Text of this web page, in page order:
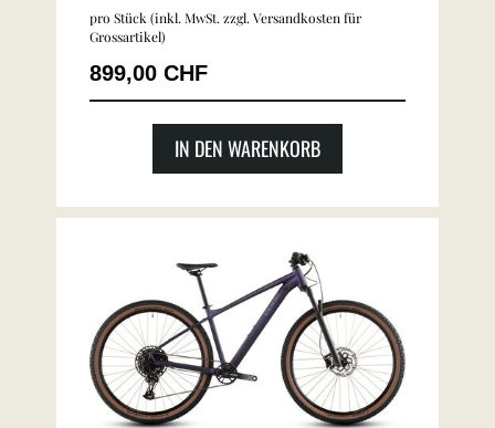
pro Stück (inkl. MwSt. zzgl. Versandkosten für
Grossartikel)
899,00 CHF
IN DEN WARENKORB